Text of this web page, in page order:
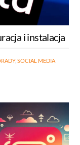
i instalacja
, SOCIAL MEDIA